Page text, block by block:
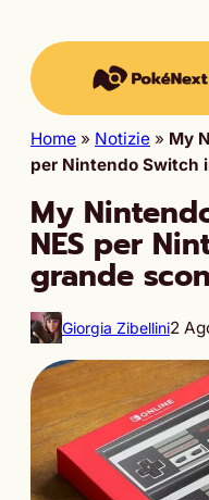
Home » Notizie » My
per Nintendo Switch
My
NES per
grande
Giorgia Zibellini2